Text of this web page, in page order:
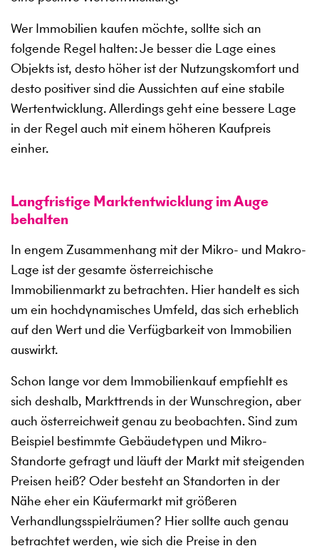
Wer Immobilien kaufen möchte, sollte sich an
folgende Regel halten: Je besser die Lage eines
Objekts ist, desto höher ist der Nutzungskomfort und
desto positiver sind die Aussichten auf eine stabile
Wertentwicklung. Allerdings geht eine bessere Lage
in der Regel auch mit einem höheren Kaufpreis
einher.
Langfristige Marktentwicklung im Auge
behalten
In engem Zusammenhang mit der Mikro- und Makro-
Lage ist der gesamte österreichische
Immobilienmarkt zu betrachten. Hier handelt es sich
um ein hochdynamisches Umfeld, das sich erheblich
auf den Wert und die Verfügbarkeit von Immobilien
auswirkt.
Schon lange vor dem Immobilienkauf empfiehlt es
sich deshalb, Markttrends in der Wunschregion, aber
auch österreichweit genau zu beobachten. Sind zum
Beispiel bestimmte Gebäudetypen und Mikro-
Standorte gefragt und läuft der Markt mit steigenden
Preisen heiß? Oder besteht an Standorten in der
Nähe eher ein Käufermarkt mit größeren
Verhandlungsspielräumen? Hier sollte auch genau
betrachtet werden, wie sich die Preise in den